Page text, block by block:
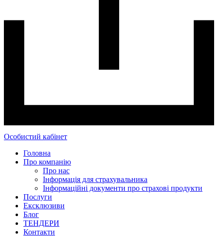
Особистий кабінет
Головна
Про компанію
Про нас
Інформація для страхувальника
Інформаційні документи про страхові продукти
Послуги
Ексклюзиви
Блог
ТЕНДЕРИ
Контакти